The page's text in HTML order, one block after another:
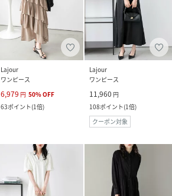
Lajour
ワンピース
6,979 円 50%OFF
63ポイント(1倍)
Lajour
ワンピース
11,960 円
108ポイント(1倍)
クーポン対象